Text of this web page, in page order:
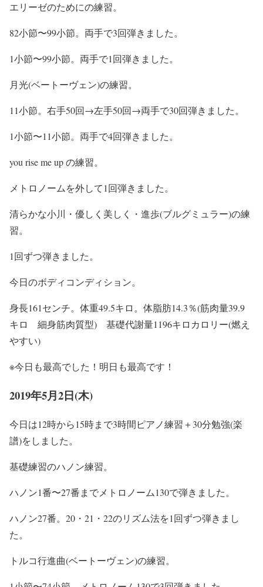
エリーゼのためにの練習。
82小節〜99小節。両手で3回弾きました。
1小節〜99小節。両手で1回弾きました。
月光(ベートーヴェン)の練習。
11小節。右手50回→左手50回→両手で30回弾きました。
1小節〜11小節。両手で4回弾きました。
you rise me up の練習。
メトロノームを外して1回弾きました。
清らかな小川・優しく美しく・進歩(ブルグミュラー)の練
習。
1回ずつ弾きました。
今日のボディコンディション。
身長161センチ。体重49.5キロ。体脂肪14.3％(筋肉量39.9
キロ 細身筋肉質型) 基礎代謝量1196キロカロリー(燃え
やすい)
※今日も最高でした！明日も最高です！
2019年5月2日(木)
今日は12時から15時まで3時間ピアノ練習＋30分勉強(楽
譜)をしました。
基礎練習のハノン練習。
ハノン1番〜27番までメトロノーム130で弾きました。
ハノン27番。20・21・22のリズム法を1回ずつ弾きまし
た。
トルコ行進曲(ベートーヴェン)の練習。